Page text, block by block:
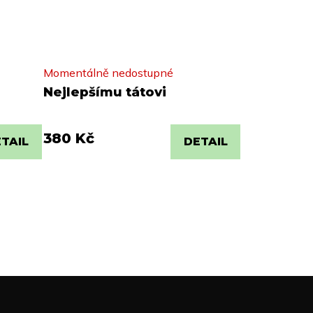
Nejlepšímu tátovi
Momentálně nedostupné
380 Kč DETAIL